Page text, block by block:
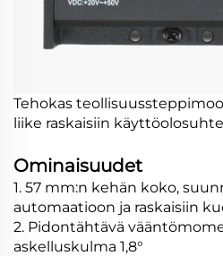
Tehokas
liike raskaisiin
Ominaisuudet
1. 57 mm:n kehän koko,
automaatioon ja raskaisiin
2. Pidontähtävä
askelluskulma 1,8°